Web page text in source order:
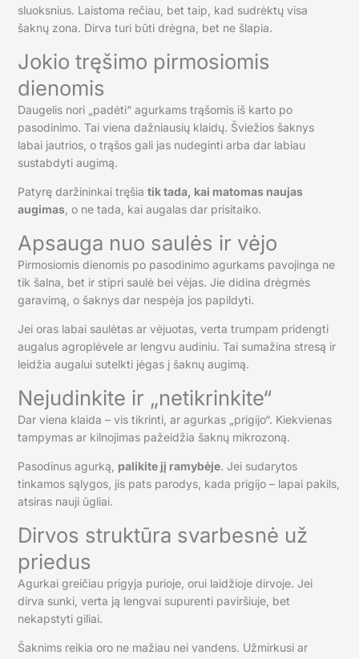
sluoksnius. Laistoma rečiau, bet taip, kad sudrėktų visa
šaknų zona. Dirva turi būti drėgna, bet ne šlapia.
Jokio tręšimo pirmosiomis
dienomis
Daugelis nori „padėti“ agurkams trąšomis iš karto po
pasodinimo. Tai viena dažniausių klaidų. Šviežios šaknys
labai jautrios, o trąšos gali jas nudeginti arba dar labiau
sustabdyti augimą.
Patyrę daržininkai tręšia tik tada, kai matomas naujas
augimas, o ne tada, kai augalas dar prisitaiko.
Apsauga nuo saulės ir vėjo
Pirmosiomis dienomis po pasodinimo agurkams pavojinga ne
tik šalna, bet ir stipri saulė bei vėjas. Jie didina drėgmės
garavimą, o šaknys dar nespėja jos papildyti.
Jei oras labai saulėtas ar vėjuotas, verta trumpam pridengti
augalus agroplėvele ar lengvu audiniu. Tai sumažina stresą ir
leidžia augalui sutelkti jėgas į šaknų augimą.
Nejudinkite ir „netikrinkite“
Dar viena klaida – vis tikrinti, ar agurkas „prigijo“. Kiekvienas
tampymas ar kilnojimas pažeidžia šaknų mikrozoną.
Pasodinus agurką, palikite jį ramybėje. Jei sudarytos
tinkamos sąlygos, jis pats parodys, kada prigijo – lapai pakils,
atsiras nauji ūgliai.
Dirvos struktūra svarbesnė už
priedus
Agurkai greičiau prigyja purioje, orui laidžioje dirvoje. Jei
dirva sunki, verta ją lengvai supurenti paviršiuje, bet
nekapstyti giliai.
Šaknims reikia oro ne mažiau nei vandens. Užmirkusi ar